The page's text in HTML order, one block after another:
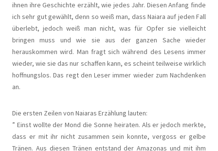
ihnen ihre Geschichte erzählt, wie jedes Jahr. Diesen Anfang finde
ich sehr gut gewählt, denn so weiß man, dass Naiara auf jeden Fall
überlebt, jedoch weiß man nicht, was für Opfer sie vielleicht
bringen muss und wie sie aus der ganzen Sache wieder
herauskommen wird. Man fragt sich während des Lesens immer
wieder, wie sie das nur schaffen kann, es scheint teilweise wirklich
hoffnungslos. Das regt den Leser immer wieder zum Nachdenken
an.
Die ersten Zeilen von Naiaras Erzählung lauten:
” Einst wollte der Mond die Sonne heiraten. Als er jedoch merkte,
dass er mit ihr nicht zusammen sein konnte, vergoss er gelbe
Tränen. Aus diesen Tränen entstand der Amazonas und mit ihm